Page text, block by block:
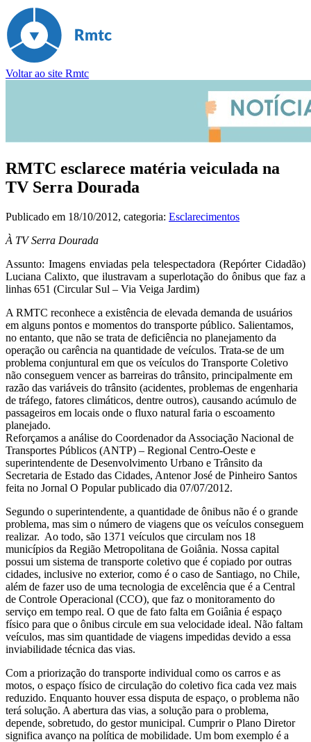
Voltar ao site Rmtc
RMTC esclarece matéria veiculada na
TV Serra Dourada
Publicado em 18/10/2012, categoria: Esclarecimentos
À TV Serra Dourada
Assunto: Imagens enviadas pela telespectadora (Repórter Cidadão)
Luciana Calixto, que ilustravam a superlotação do ônibus que faz a
linhas 651 (Circular Sul – Via Veiga Jardim)
A RMTC reconhece a existência de elevada demanda de usuários
em alguns pontos e momentos do transporte público. Salientamos,
no entanto, que não se trata de deficiência no planejamento da
operação ou carência na quantidade de veículos. Trata-se de um
problema conjuntural em que os veículos do Transporte Coletivo
não conseguem vencer as barreiras do trânsito, principalmente em
razão das variáveis do trânsito (acidentes, problemas de engenharia
de tráfego, fatores climáticos, dentre outros), causando acúmulo de
passageiros em locais onde o fluxo natural faria o escoamento
planejado.
Reforçamos a análise do Coordenador da Associação Nacional de
Transportes Públicos (ANTP) – Regional Centro-Oeste e
superintendente de Desenvolvimento Urbano e Trânsito da
Secretaria de Estado das Cidades, Antenor José de Pinheiro Santos
feita no Jornal O Popular publicado dia 07/07/2012.
Segundo o superintendente, a quantidade de ônibus não é o grande
problema, mas sim o número de viagens que os veículos conseguem
realizar. Ao todo, são 1371 veículos que circulam nos 18
municípios da Região Metropolitana de Goiânia. Nossa capital
possui um sistema de transporte coletivo que é copiado por outras
cidades, inclusive no exterior, como é o caso de Santiago, no Chile,
além de fazer uso de uma tecnologia de excelência que é a Central
de Controle Operacional (CCO), que faz o monitoramento do
serviço em tempo real. O que de fato falta em Goiânia é espaço
físico para que o ônibus circule em sua velocidade ideal. Não faltam
veículos, mas sim quantidade de viagens impedidas devido a essa
inviabilidade técnica das vias.
Com a priorização do transporte individual como os carros e as
motos, o espaço físico de circulação do coletivo fica cada vez mais
reduzido. Enquanto houver essa disputa de espaço, o problema não
terá solução. A abertura das vias, a solução para o problema,
depende, sobretudo, do gestor municipal. Cumprir o Plano Diretor
significa avanço na política de mobilidade. Um bom exemplo é a